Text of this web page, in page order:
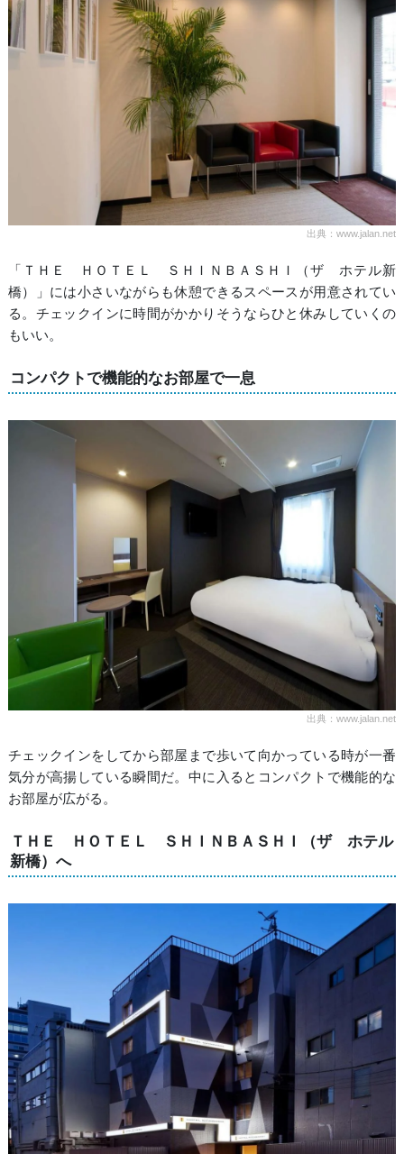
出典：www.jalan.net
「ＴＨＥ ＨＯＴＥＬ ＳＨＩＮＢＡＳＨＩ（ザ ホテル新
橋）」には小さいながらも休憩できるスペースが用意されてい
る。チェックインに時間がかかりそうならひと休みしていくの
もいい。
コンパクトで機能的なお部屋で一息
出典：www.jalan.net
チェックインをしてから部屋まで歩いて向かっている時が一番
気分が高揚している瞬間だ。中に入るとコンパクトで機能的な
お部屋が広がる。
ＴＨＥ ＨＯＴＥＬ ＳＨＩＮＢＡＳＨＩ（ザ ホテル
新橋）へ